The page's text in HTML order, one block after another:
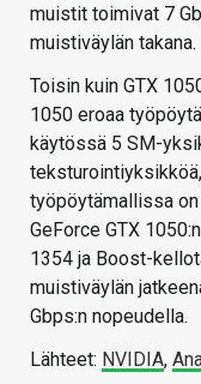
muistit toimivat 7
muistiväylän takana.
Toisin kuin GTX
1050 eroaa
käytössä 5 SM-
työpöytämallissa
GeForce GTX
1354 ja Boost-
muistiväylän
Gbps:n nopeudella.
Lähteet: NVIDIA,